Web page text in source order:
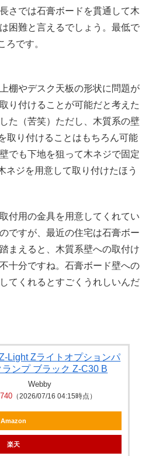
さでは石膏ボードを貫通して木
困難と言えるでしょう。最低で
ろです。
棚やデスク天板の形状に問題が
り付けることが可能だと考えた
た（苦笑）ただし、木質系の壁
取り付けることはもちろん可能
でも下地を狙って木ネジで固定
ネジを用意して取り付けたほう
付用の金具を用意してくれてい
ですが、最近の住宅は石膏ボー
まえると、木質系壁への取付け
十分ですね。石膏ボード壁への
てくれるとすごくうれしいんだ
Light Zライトオプションパ
ランプ ブラック Z-C30 B
Webby
（2026/07/16 04:15時点）
Amazon
楽天